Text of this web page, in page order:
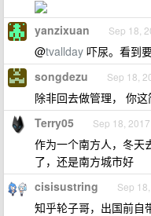
yanzixuan Sep 18,
@tvallday 吓尿。看到
songdezu Sep 18,
除非回去做管理， 你
Terry05 Sep 18, 2017
作为一个南方人，冬天
了，还是南方城市好
cisisustring Sep
知乎轮子哥，出国前自